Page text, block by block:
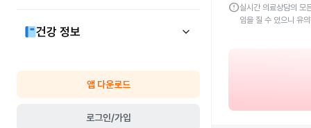
건강 정보
앱 다운로드
로그인/가입
error실시간 의료상담의 모
임을 질 수 있으니 유